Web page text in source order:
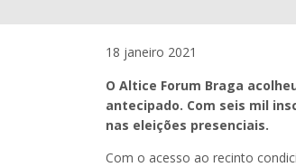
18 janeiro 2021
O Altice Forum Braga
antecipado. Com seis mil
nas eleições presenciais.
Com o acesso ao recinto